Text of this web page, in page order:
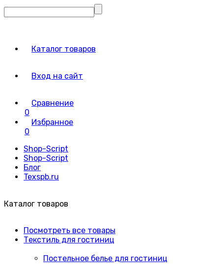
Каталог товаров
Вход на сайт
Сравнение
0
Избранное
0
Shop-Script
Shop-Script
Блог
Texspb.ru
Каталог товаров
Посмотреть все товары
Текстиль для гостиниц
Постельное белье для гостиниц